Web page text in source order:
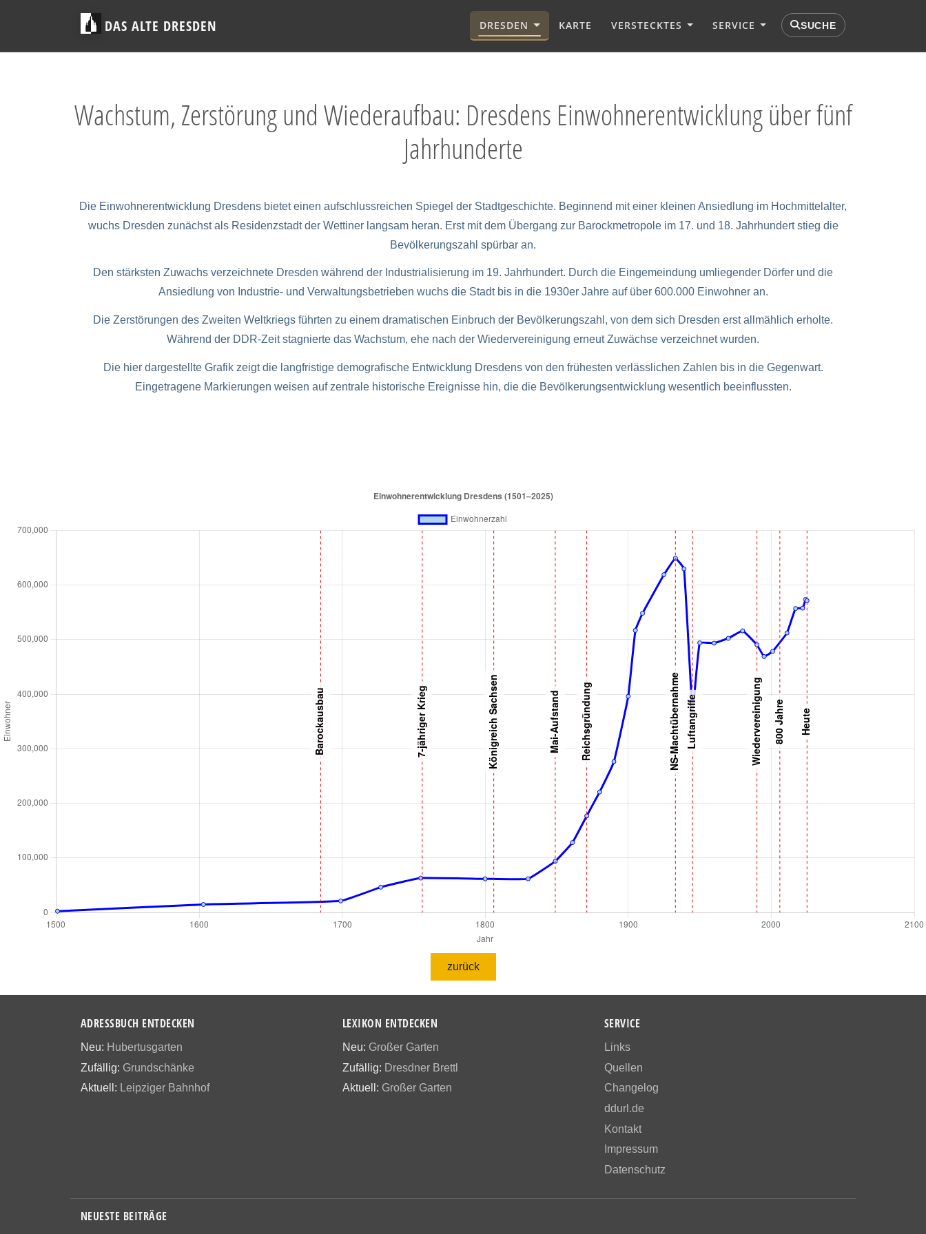
DAS ALTE DRESDEN DRESDEN KARTE VERSTECKTES SERVICE SUCHE
Wachstum, Zerstörung und Wiederaufbau: Dresdens Einwohnerentwicklung über fünf
Jahrhunderte
Die Einwohnerentwicklung Dresdens bietet einen aufschlussreichen Spiegel der Stadtgeschichte. Beginnend mit einer kleinen Ansiedlung im Hochmittelalter,
wuchs Dresden zunächst als Residenzstadt der Wettiner langsam heran. Erst mit dem Übergang zur Barockmetropole im 17. und 18. Jahrhundert stieg die
Bevölkerungszahl spürbar an.
Den stärksten Zuwachs verzeichnete Dresden während der Industrialisierung im 19. Jahrhundert. Durch die Eingemeindung umliegender Dörfer und die
Ansiedlung von Industrie- und Verwaltungsbetrieben wuchs die Stadt bis in die 1930er Jahre auf über 600.000 Einwohner an.
Die Zerstörungen des Zweiten Weltkriegs führten zu einem dramatischen Einbruch der Bevölkerungszahl, von dem sich Dresden erst allmählich erholte.
Während der DDR-Zeit stagnierte das Wachstum, ehe nach der Wiedervereinigung erneut Zuwächse verzeichnet wurden.
Die hier dargestellte Grafik zeigt die langfristige demografische Entwicklung Dresdens von den frühesten verlässlichen Zahlen bis in die Gegenwart.
Eingetragene Markierungen weisen auf zentrale historische Ereignisse hin, die die Bevölkerungsentwicklung wesentlich beeinflussten.
zurück
ADRESSBUCH ENTDECKEN
Neu: Hubertusgarten
Zufällig: Grundschänke
Aktuell: Leipziger Bahnhof
LEXIKON ENTDECKEN
Neu: Großer Garten
Zufällig: Dresdner Brettl
Aktuell: Großer Garten
SERVICE
Links
Quellen
Changelog
ddurl.de
Kontakt
Impressum
Datenschutz
NEUESTE BEITRÄGE